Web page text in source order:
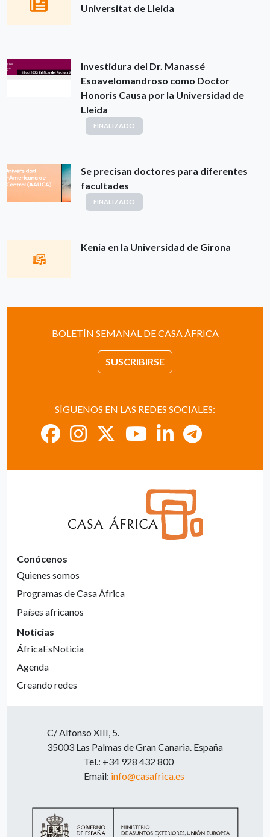
Universitat de Lleida
Investidura del Dr. Manassé
Esoavelomandroso como Doctor
Honoris Causa por la Universidad de
Lleida
FINALIZADO
Se precisan doctores para diferentes
facultades
FINALIZADO
Kenia en la Universidad de Girona
BOLETÍN SEMANAL DE CASA ÁFRICA
SUSCRIBIRSE
SÍGUENOS EN LAS REDES SOCIALES:
Conócenos
Quienes somos
Programas de Casa África
Países africanos
Noticias
ÁfricaEsNoticia
Agenda
Creando redes
C/ Alfonso XIII, 5.
35003 Las Palmas de Gran Canaria. España
Tel.: +34 928 432 800
Email: info@casafrica.es